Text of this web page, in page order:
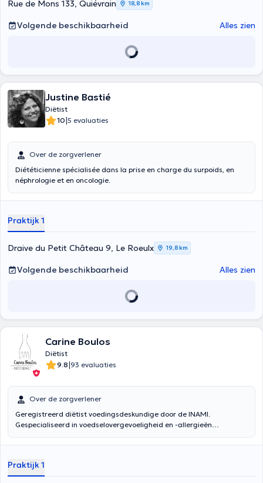
Rue de Mons 133, Quiévrain 18,8 km
Volgende beschikbaarheid Alles zien
Justine Bastié
Diëtist
10|5 evaluaties
Over de zorgverlener
Diététicienne spécialisée dans la prise en charge du surpoids, en
néphrologie et en oncologie.
Praktijk 1
Draive du Petit Château 9, Le Roeulx 19,8 km
Volgende beschikbaarheid Alles zien
Carine Boulos
Diëtist
9.8|93 evaluaties
Over de zorgverlener
Geregistreerd diëtist voedingsdeskundige door de INAMI.
Gespecialiseerd in voedselovergevoeligheid en -allergieën
zwaarlijvigheid/overgewicht, lipidenstoornissen, diabetes,
gericht advies voor zwangere vrouwen of vrouwen die borstvoeding
geven, alsmede voor zwangerschapsdiabetes, allergieën en
Praktijk 1